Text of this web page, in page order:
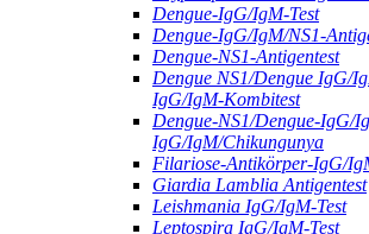
Dengue-IgG/IgM-Test
Dengue-IgG/IgM/NS1-
Dengue-NS1-Antigentest
Dengue NS1/Dengue IgG/
IgG/IgM-Kombitest
Dengue-NS1/Dengue-IgG/
IgG/IgM/Chikungunya
Filariose-Antikörper-IgG/
Giardia Lamblia Antigentest
Leishmania IgG/IgM-Test
Leptospira IgG/IgM-Test